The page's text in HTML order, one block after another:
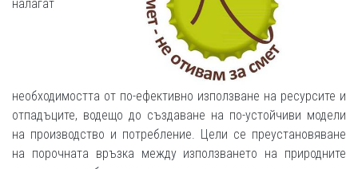
налагат
необходимостта от по-ефективно използване на ресурсите и
отпадъците, водещо до създаване на по-устойчиви модели
на производство и потребление. Цели се преустановяване
на порочната връзка между използването на природните